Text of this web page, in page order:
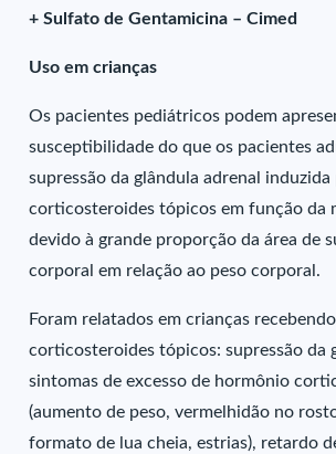
+ Sulfato de Gentamicina – Cimed
Uso em crianças
Os pacientes pediátricos podem
susceptibilidade do que os pacientes
supressão da glândula adrenal induzida
corticosteroides tópicos em função da
devido à grande proporção da área de
corporal em relação ao peso corporal.
Foram relatados em crianças recebendo
corticosteroides tópicos: supressão da
sintomas de excesso de hormônio
(aumento de peso, vermelhidão no
formato de lua cheia, estrias), retardo